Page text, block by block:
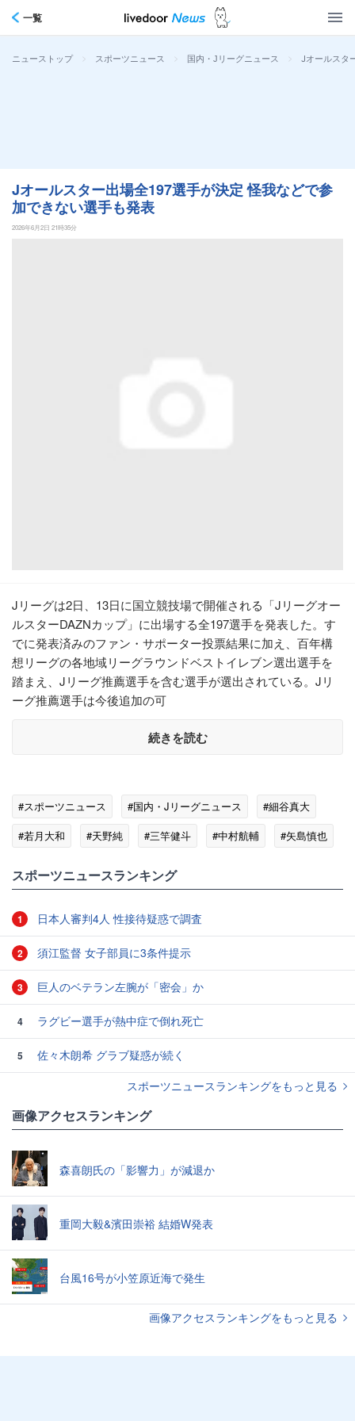
一覧
ニューストップ > スポーツニュース > 国内・Jリーグニュース > Jオールスタ
Jオールスター出場全197選手が決定 怪我などで参
加できない選手も発表
2026年6月2日 21時35分
Jリーグは2日、13日に国立競技場で開催される「Jリーグオー
ルスターDAZNカップ」に出場する全197選手を発表した。す
でに発表済みのファン・サポーター投票結果に加え、百年構
想リーグの各地域リーグラウンドベストイレブン選出選手を
踏まえ、Jリーグ推薦選手を含む選手が選出されている。Jリ
ーグ推薦選手は今後追加の可
続きを読む
#スポーツニュース #国内・Jリーグニュース
#細谷真大
#若月大和
#天野純 #三竿健斗 #中村航輔
#矢島慎也
スポーツニュースランキング
1 日本人審判4人 性接待疑惑で調査
2 須江監督 女子部員に3条件提示
3 巨人のベテラン左腕が「密会」か
4 ラグビー選手が熱中症で倒れ死亡
5
佐々木朗希 グラブ疑惑が続く
スポーツニュースランキングをもっと見る
画像アクセスランキング
森喜朗氏の「影響力」が減退か
重岡大毅&濱田崇裕 結婚W発表
台風16号が小笠原近海で発生
画像アクセスランキングをもっと見る